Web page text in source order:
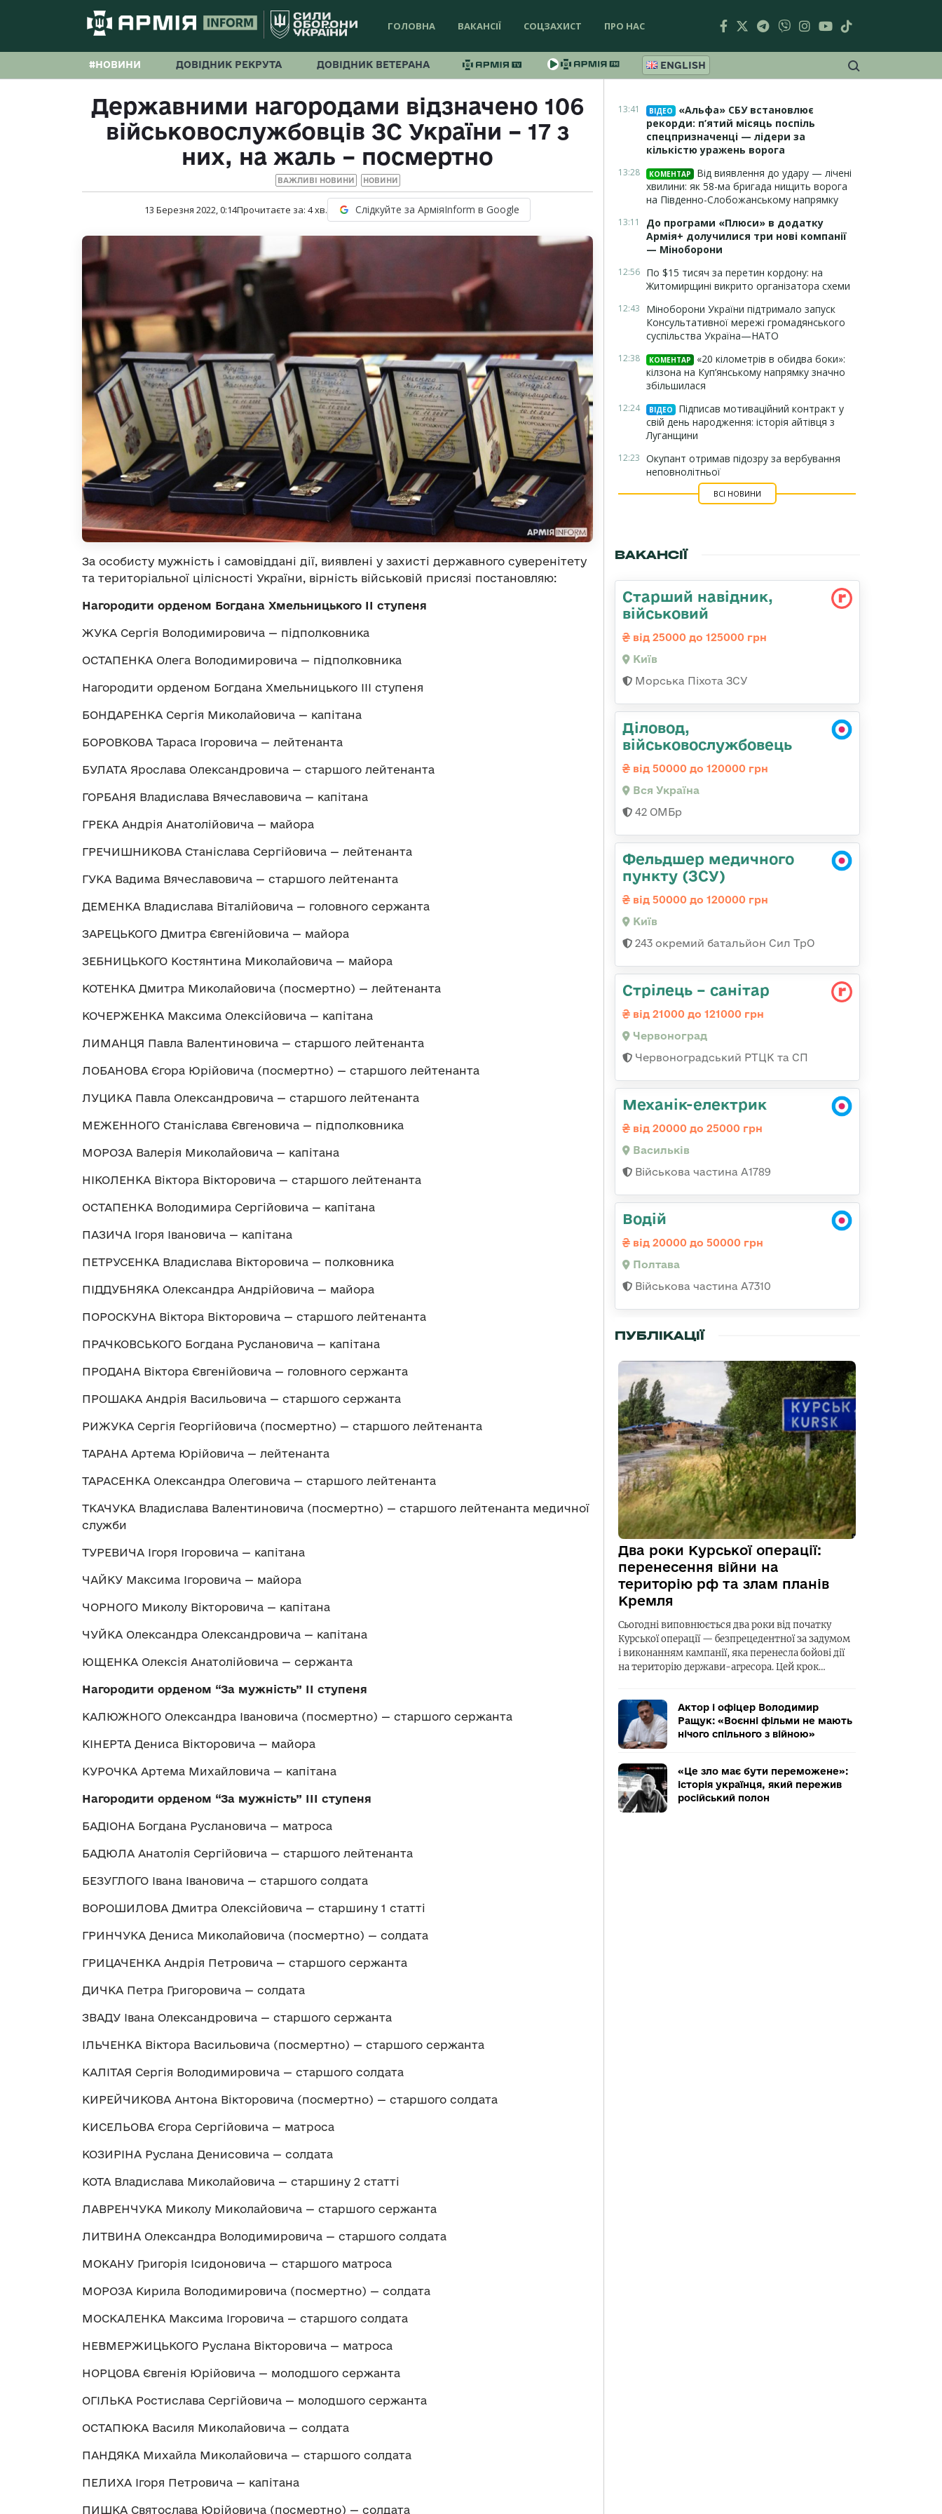
ГОЛОВНА ВАКАНСІЇ СОЦЗАХИСТ ПРО НАС
#НОВИНИ ДОВІДНИК РЕКРУТА ДОВІДНИК ВЕТЕРАНА ENGLISH
Державними нагородами відзначено 106
військовослужбовців ЗС України – 17 з
них, на жаль – посмертно
ВАЖЛИВІ НОВИНИ НОВИНИ
13 Березня 2022, 0:14Прочитаєте за: 4хв. Слідкуйте за АрміяInform в Google
За особисту мужність і самовіддані дії, виявлені у захисті державного суверенітету
та територіальної цілісності України, вірність військовій присязі постановляю:
Нагородити орденом Богдана Хмельницького ІІ ступеня
ЖУКА Сергія Володимировича — підполковника
ОСТАПЕНКА Олега Володимировича — підполковника
Нагородити орденом Богдана Хмельницького ІІІ ступеня
БОНДАРЕНКА Сергія Миколайовича — капітана
БОРОВКОВА Тараса Ігоровича — лейтенанта
БУЛАТА Ярослава Олександровича — старшого лейтенанта
ГОРБАНЯ Владислава Вячеславовича — капітана
ГРЕКА Андрія Анатолійовича — майора
ГРЕЧИШНИКОВА Станіслава Сергійовича — лейтенанта
ГУКА Вадима Вячеславовича — старшого лейтенанта
ДЕМЕНКА Владислава Віталійовича — головного сержанта
ЗАРЕЦЬКОГО Дмитра Євгенійовича — майора
ЗЕБНИЦЬКОГО Костянтина Миколайовича — майора
КОТЕНКА Дмитра Миколайовича (посмертно) — лейтенанта
КОЧЕРЖЕНКА Максима Олексійовича — капітана
ЛИМАНЦЯ Павла Валентиновича — старшого лейтенанта
ЛОБАНОВА Єгора Юрійовича (посмертно) — старшого лейтенанта
ЛУЦИКА Павла Олександровича — старшого лейтенанта
МЕЖЕННОГО Станіслава Євгеновича — підполковника
МОРОЗА Валерія Миколайовича — капітана
НІКОЛЕНКА Віктора Вікторовича — старшого лейтенанта
ОСТАПЕНКА Володимира Сергійовича — капітана
ПАЗИЧА Ігоря Івановича — капітана
ПЕТРУСЕНКА Владислава Вікторовича — полковника
ПІДДУБНЯКА Олександра Андрійовича — майора
ПОРОСКУНА Віктора Вікторовича — старшого лейтенанта
ПРАЧКОВСЬКОГО Богдана Руслановича — капітана
ПРОДАНА Віктора Євгенійовича — головного сержанта
ПРОШАКА Андрія Васильовича — старшого сержанта
РИЖУКА Сергія Георгійовича (посмертно) — старшого лейтенанта
ТАРАНА Артема Юрійовича — лейтенанта
ТАРАСЕНКА Олександра Олеговича — старшого лейтенанта
ТКАЧУКА Владислава Валентиновича (посмертно) — старшого лейтенанта медичної
служби
ТУРЕВИЧА Ігоря Ігоровича — капітана
ЧАЙКУ Максима Ігоровича — майора
ЧОРНОГО Миколу Вікторовича — капітана
ЧУЙКА Олександра Олександровича — капітана
ЮЩЕНКА Олексія Анатолійовича — сержанта
Нагородити орденом “За мужність” ІІ ступеня
КАЛЮЖНОГО Олександра Івановича (посмертно) — старшого сержанта
КІНЕРТА Дениса Вікторовича — майора
КУРОЧКА Артема Михайловича — капітана
Нагородити орденом “За мужність” ІІІ ступеня
БАДІОНА Богдана Руслановича — матроса
БАДЮЛА Анатолія Сергійовича — старшого лейтенанта
БЕЗУГЛОГО Івана Івановича — старшого солдата
ВОРОШИЛОВА Дмитра Олексійовича — старшину 1 статті
ГРИНЧУКА Дениса Миколайовича (посмертно) — солдата
ГРИЦАЧЕНКА Андрія Петровича — старшого сержанта
ДИЧКА Петра Григоровича — солдата
ЗВАДУ Івана Олександровича — старшого сержанта
ІЛЬЧЕНКА Віктора Васильовича (посмертно) — старшого сержанта
КАЛІТАЯ Сергія Володимировича — старшого солдата
КИРЕЙЧИКОВА Антона Вікторовича (посмертно) — старшого солдата
КИСЕЛЬОВА Єгора Сергійовича — матроса
КОЗИРІНА Руслана Денисовича — солдата
КОТА Владислава Миколайовича — старшину 2 статті
ЛАВРЕНЧУКА Миколу Миколайовича — старшого сержанта
ЛИТВИНА Олександра Володимировича — старшого солдата
МОКАНУ Григорія Ісидоновича — старшого матроса
МОРОЗА Кирила Володимировича (посмертно) — солдата
МОСКАЛЕНКА Максима Ігоровича — старшого солдата
НЕВМЕРЖИЦЬКОГО Руслана Вікторовича — матроса
НОРЦОВА Євгенія Юрійовича — молодшого сержанта
ОГІЛЬКА Ростислава Сергійовича — молодшого сержанта
ОСТАПЮКА Василя Миколайовича — солдата
ПАНДЯКА Михайла Миколайовича — старшого солдата
ПЕЛИХА Ігоря Петровича — капітана
ПИШКА Святослава Юрійовича (посмертно) — солдата
13:41 ВІДЕО
«Альфа» СБУ встановлює
рекорди: п’ятий місяць поспіль
спецпризначенці — лідери за
кількістю уражень ворога
13:28 КОМЕНТАР
Від виявлення до удару — лічені
хвилини: як 58-ма бригада нищить ворога
на Південно-Слобожанському напрямку
13:11
До програми «Плюси» в додатку
Армія+ долучилися три нові компанії
— Міноборони
12:56 По $15 тисяч за перетин кордону: на
Житомирщині викрито організатора схеми
12:43
Міноборони України підтримало запуск
Консультативної мережі громадянського
суспільства Україна—НАТО
12:38 КОМЕНТАР
«20 кілометрів в обидва боки»:
кілзона на Куп’янському напрямку значно
збільшилася
12:24 ВІДЕО
Підписав мотиваційний контракт у
свій день народження: історія айтівця з
Луганщини
12:23 Окупант отримав підозру за вербування
неповнолітньої
ВСІ НОВИНИ
ВАКАНСІЇ
Стаpший навідник,
військовий
від 25000 до 125000 грн
Київ
Морська Піхота ЗСУ
Діловод,
військовослужбовець
від 50000 до 120000 грн
Вся Україна
42 ОМБр
Фельдшер медичного
пункту (ЗСУ)
від 50000 до 120000 грн
Київ
243 окремий батальйон Сил ТрО
Стрілець – санітар
від 21000 до 121000 грн
Червоноград
Червоноградський РТЦК та СП
Механік-електрик
від 20000 до 25000 грн
Васильків
Військова частина А1789
Водій
від 20000 до 50000 грн
Полтава
Військова частина A7310
ПУБЛІКАЦІЇ
Два роки Курської операції:
перенесення війни на
територію рф та злам планів
Кремля
Сьогодні виповнюється два роки від початку
Курської операції — безпрецедентної за задумом
і виконанням кампанії, яка перенесла бойові дії
на територію держави-агресора. Цей крок…
Актор і офіцер Володимир
Ращук: «Воєнні фільми не мають
нічого спільного з війною»
«Це зло має бути переможене»:
історія українця, який пережив
російський полон